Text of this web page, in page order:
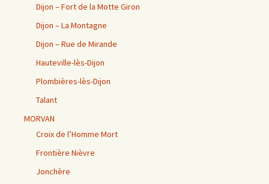
Dijon – Fort de la Motte Giron
Dijon – La Montagne
Dijon – Rue de Mirande
Hauteville-lès-Dijon
Plombières-lès-Dijon
Talant
MORVAN
Croix de l’Homme Mort
Frontière Nièvre
Jonchère